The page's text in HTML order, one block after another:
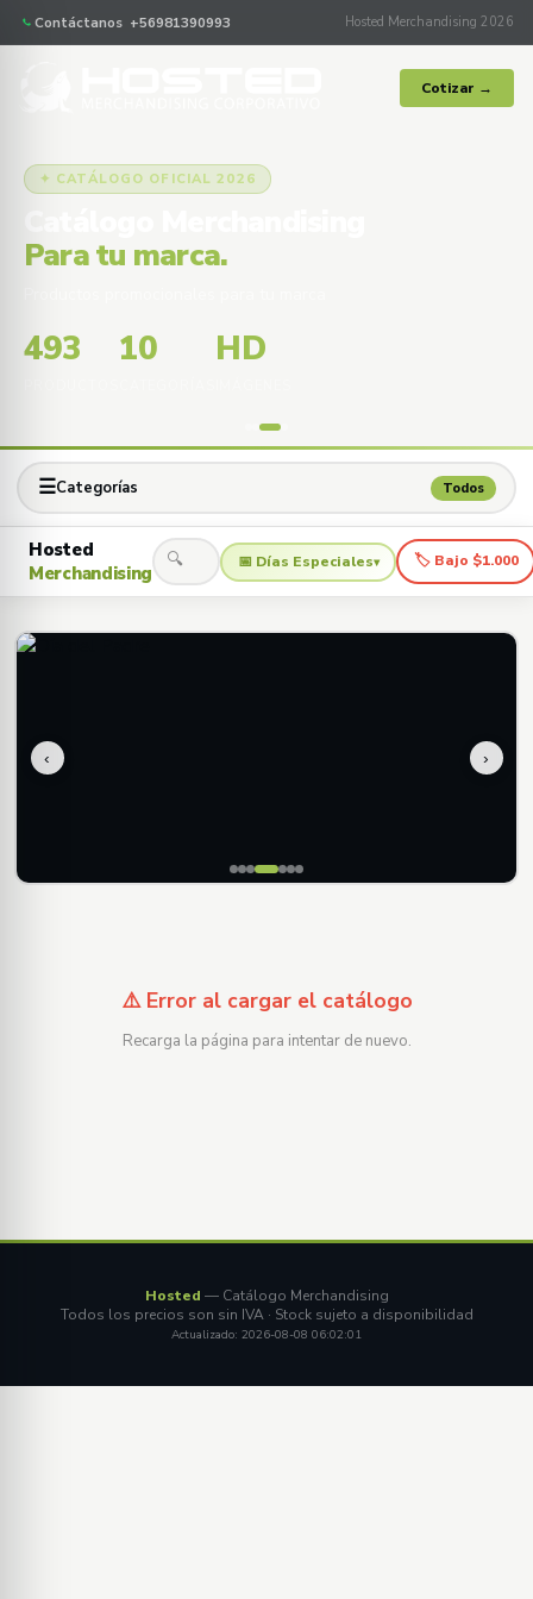
Contáctanos +56981390993 Hosted Merchandising 2026
Cotizar →
✦ CATÁLOGO OFICIAL 2026
Para tu marca.
493 10 HD
☰Categorías Todos
Hosted
Merchandising
🔍 📅 Días Especiales▾ 🏷 Bajo $1.000
‹ ›
⚠️ Error al cargar el catálogo
Recarga la página para intentar de nuevo.
Hosted — Catálogo Merchandising
Todos los precios son sin IVA · Stock sujeto a disponibilidad
Actualizado: 2026-08-08 06:02:01